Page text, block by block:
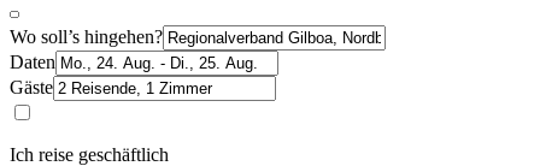
Wo soll’s hingehen?
Daten
Gäste
Ich reise geschäftlich